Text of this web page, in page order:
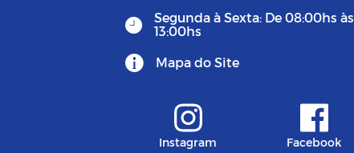
Segunda à Sexta: De 08:00hs às
13:00hs
Mapa do Site
Instagram Facebook